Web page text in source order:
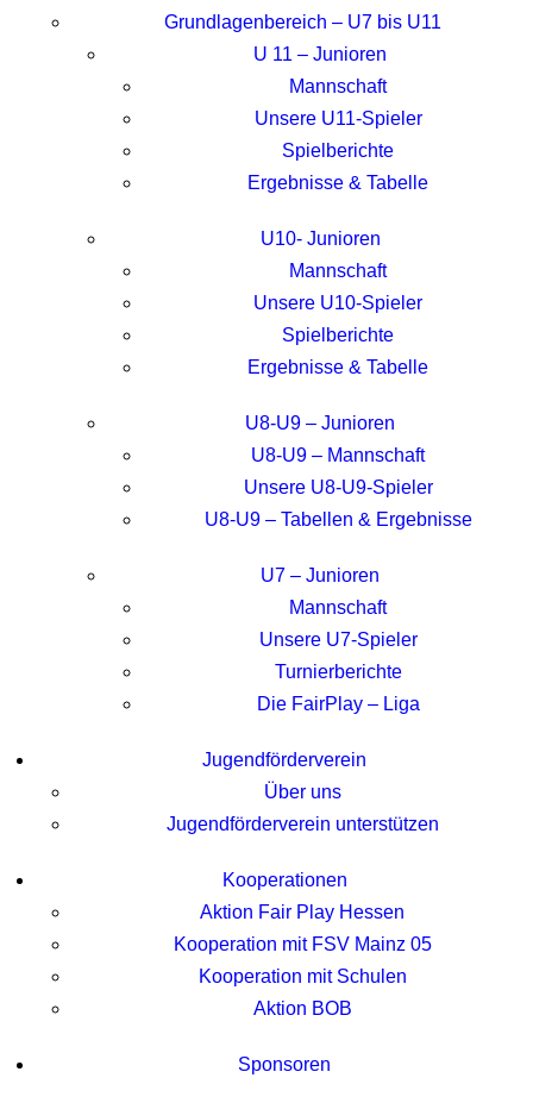
Grundlagenbereich – U7 bis U11
U 11 – Junioren
Mannschaft
Unsere U11-Spieler
Spielberichte
Ergebnisse & Tabelle
U10- Junioren
Mannschaft
Unsere U10-Spieler
Spielberichte
Ergebnisse & Tabelle
U8-U9 – Junioren
U8-U9 – Mannschaft
Unsere U8-U9-Spieler
U8-U9 – Tabellen & Ergebnisse
U7 – Junioren
Mannschaft
Unsere U7-Spieler
Turnierberichte
Die FairPlay – Liga
Jugendförderverein
Über uns
Jugendförderverein unterstützen
Kooperationen
Aktion Fair Play Hessen
Kooperation mit FSV Mainz 05
Kooperation mit Schulen
Aktion BOB
Sponsoren